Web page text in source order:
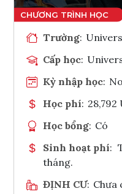
Trường:
Cấp học:
Kỳ nhập học:
Học phí: 28,792
Học bổng: Có
Sinh hoạt phí:
tháng.
ĐỊNH CƯ: Chưa